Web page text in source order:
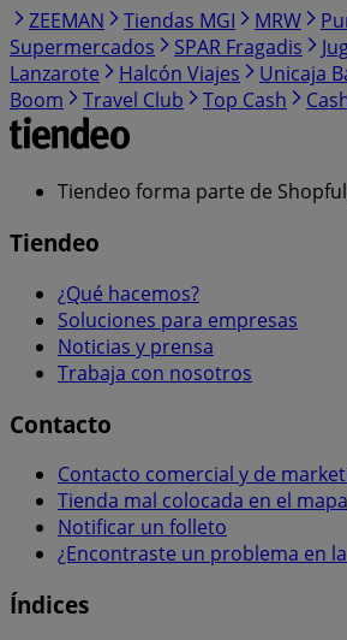
ZEEMAN
Tiendas MGI MRW
Supermercados
SPAR Fragadis
Lanzarote
Halcón Viajes Unicaja
Boom
Travel Club Top Cash
Tiendeo forma parte de
Tiendeo
¿Qué hacemos?
Soluciones para empresas
Noticias y prensa
Trabaja con nosotros
Contacto
Contacto comercial y de
Tienda mal colocada en el mapa
Notificar un folleto
¿Encontraste un problema en
Índices